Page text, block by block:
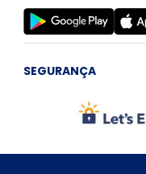
SEGURANÇA